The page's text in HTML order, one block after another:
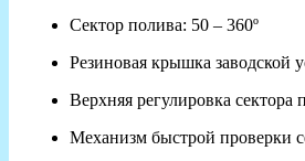
Сектор полива: 50 – 360º
Резиновая крышка заводской
Верхняя регулировка сектора
Механизм быстрой проверки